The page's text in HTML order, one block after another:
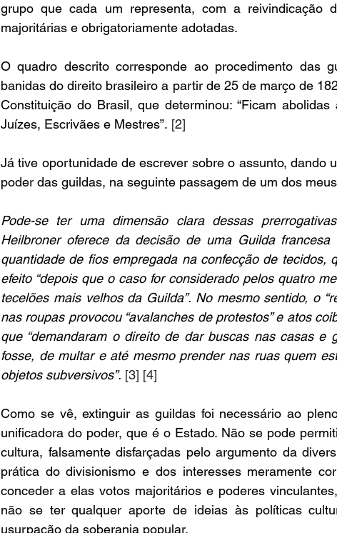
grupo que cada um representa, com a reivindicação
majoritárias e obrigatoriamente adotadas.
O quadro descrito corresponde ao procedimento das
banidas do direito brasileiro a partir de 25 de março de
Constituição do Brasil, que determinou: “Ficam
Juízes, Escrivães e Mestres”. [2]
Já tive oportunidade de escrever sobre o assunto, dando
poder das guildas, na seguinte passagem de um dos
Pode-se ter uma dimensão clara dessas
Heilbroner oferece da decisão de uma Guilda
quantidade de fios empregada na confecção de tecidos,
efeito “depois que o caso for considerado pelos quatro
tecelões mais velhos da Guilda”. No mesmo sentido, o
nas roupas provocou “avalanches de protestos” e atos
que “demandaram o direito de dar buscas nas casas e
fosse, de multar e até mesmo prender nas ruas quem
objetos subversivos”. [3] [4]
Como se vê, extinguir as guildas foi necessário ao
unificadora do poder, que é o Estado. Não se pode
cultura, falsamente disfarçadas pelo argumento da
prática do divisionismo e dos interesses meramente
conceder a elas votos majoritários e poderes
não se ter qualquer aporte de ideias às políticas
usurpação da soberania popular.